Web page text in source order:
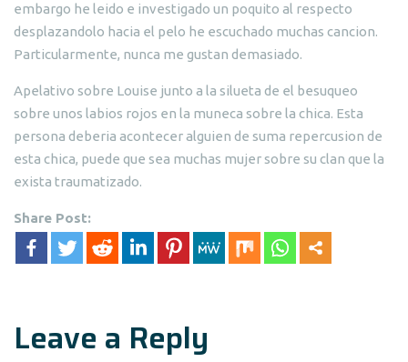
embargo he leido e investigado un poquito al respecto
desplazandolo hacia el pelo he escuchado muchas cancion.
Particularmente, nunca me gustan demasiado.
Apelativo sobre Louise junto a la silueta de el besuqueo
sobre unos labios rojos en la muneca sobre la chica. Esta
persona deberia acontecer alguien de suma repercusion de
esta chica, puede que sea muchas mujer sobre su clan que la
exista traumatizado.
Share Post:
Leave a Reply